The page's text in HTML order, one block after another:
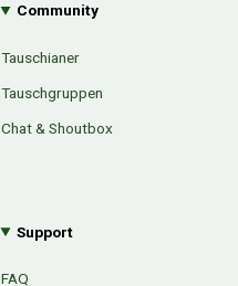
Community
Tauschianer
Tauschgruppen
Chat & Shoutbox
Support
FAQ